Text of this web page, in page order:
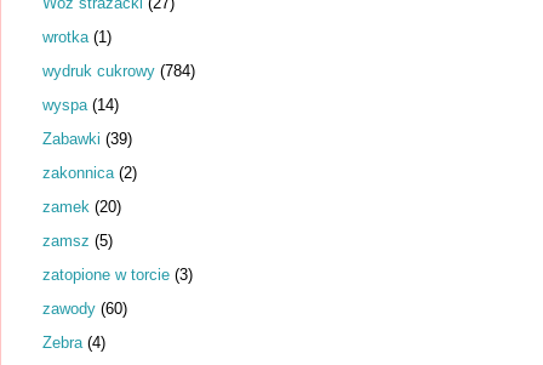
wrotka (1)
wydruk cukrowy (784)
wyspa (14)
Zabawki (39)
zakonnica (2)
zamek (20)
zamsz (5)
zatopione w torcie (3)
zawody (60)
Zebra (4)